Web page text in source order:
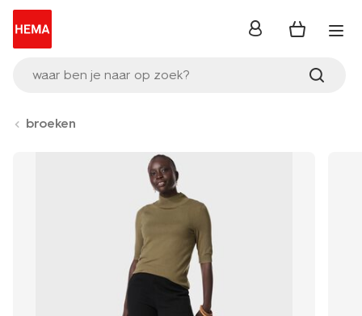
waar ben je naar op zoek?
inloggen
broeken